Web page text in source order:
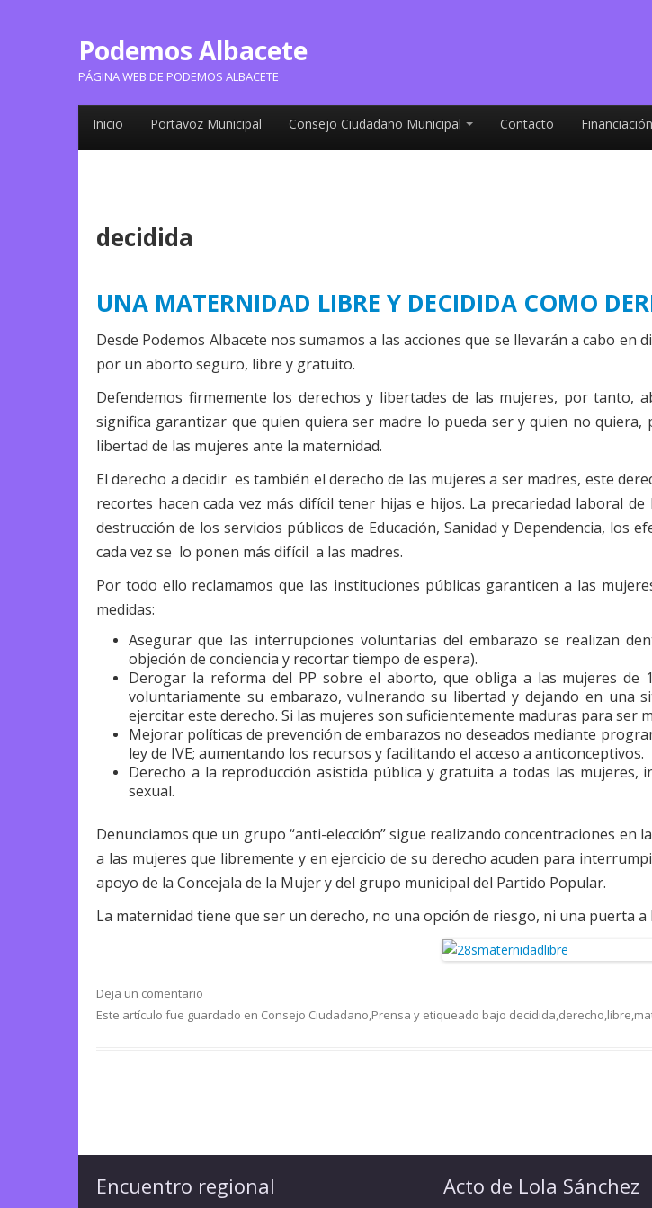
Podemos Albacete
PÁGINA WEB DE PODEMOS ALBACETE
Inicio Portavoz Municipal Consejo Ciudadano Municipal Contacto Financiación
decidida
UNA MATERNIDAD LIBRE Y DECIDIDA COMO
Desde Podemos Albacete nos sumamos a las acciones que se llevarán a cabo
por un aborto seguro, libre y gratuito.
Defendemos firmemente los derechos y libertades de las mujeres, por tanto,
significa garantizar que quien quiera ser madre lo pueda ser y quien no
libertad de las mujeres ante la maternidad.
El derecho a decidir es también el derecho de las mujeres a ser madres, este
recortes hacen cada vez más difícil tener hijas e hijos. La precariedad laboral
destrucción de los servicios públicos de Educación, Sanidad y Dependencia, los
cada vez se lo ponen más difícil a las madres.
Por todo ello reclamamos que las instituciones públicas garanticen a las
medidas:
Asegurar que las interrupciones voluntarias del embarazo se realizan
objeción de conciencia y recortar tiempo de espera).
Derogar la reforma del PP sobre el aborto, que obliga a las mujeres
voluntariamente su embarazo, vulnerando su libertad y dejando en una
ejercitar este derecho. Si las mujeres son suficientemente maduras para
Mejorar políticas de prevención de embarazos no deseados mediante
ley de IVE; aumentando los recursos y facilitando el acceso a anticonceptivos.
Derecho a la reproducción asistida pública y gratuita a todas las
sexual.
Denunciamos que un grupo “anti-elección” sigue realizando concentraciones en
a las mujeres que libremente y en ejercicio de su derecho acuden para
apoyo de la Concejala de la Mujer y del grupo municipal del Partido Popular.
La maternidad tiene que ser un derecho, no una opción de riesgo, ni una puerta
Deja un comentario
Este artículo fue guardado en Consejo Ciudadano,Prensa y etiqueado bajo decidida,derecho,libre,
Encuentro regional Acto de Lola Sánchez